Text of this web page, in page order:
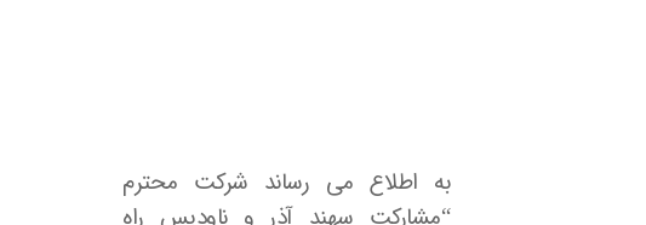
به اطلاع می رساند شرکت محترم
“مشارکت سهند آذر و ناودیس راه